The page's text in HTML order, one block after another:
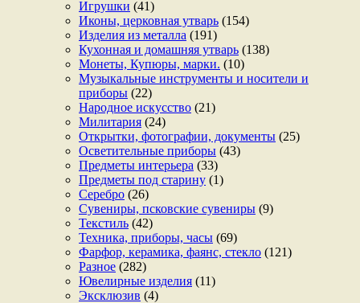
Игрушки (41)
Иконы, церковная утварь (154)
Изделия из металла (191)
Кухонная и домашняя утварь (138)
Монеты, Купюры, марки. (10)
Музыкальные инструменты и носители и
приборы (22)
Народное искусство (21)
Милитария (24)
Открытки, фотографии, документы (25)
Осветительные приборы (43)
Предметы интерьера (33)
Предметы под старину (1)
Серебро (26)
Сувениры, псковские сувениры (9)
Текстиль (42)
Техника, приборы, часы (69)
Фарфор, керамика, фаянс, стекло (121)
Разное (282)
Ювелирные изделия (11)
Эксклюзив (4)